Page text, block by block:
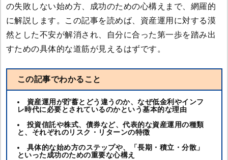
の失敗しない始め方、成功のための心構えまで、網羅的
に解説します。この記事を読めば、資産運用に対する漠
然とした不安が解消され、自分に合った第一歩を踏み出
すための具体的な道筋が見えるはずです。
この記事でわかること
資産運用が貯蓄とどう違うのか、なぜ低金利やインフ
レ時代に必要とされているのかという基本的な理由
投資信託や株式、債券など、代表的な資産運用の種類
と、それぞれのリスク・リターンの特徴
具体的な始め方のステップや、「長期・積立・分散」
といった成功のための重要な心構え